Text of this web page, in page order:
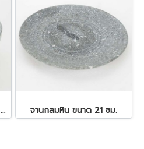
ครกหินแม็กซิโก ขนาด 19x10 ซม. จานกลมหิน ขนาด 21 ซม.